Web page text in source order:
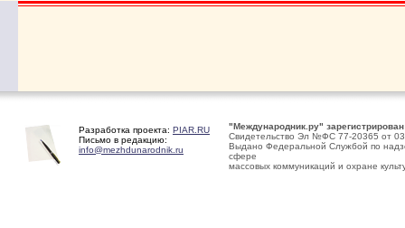
Разработка проекта: PIAR.RU
Письмо в редакцию:
info@mezhdunarodnik.ru
"Международник.ру"
Свидетельство Эл №ФС 77-20365 от
Выдано Федеральной Службой по
сфере
массовых коммуникаций и охране